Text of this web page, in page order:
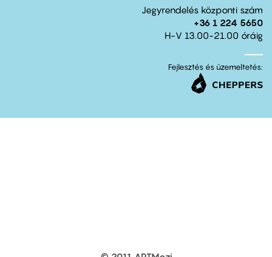
Jegyrendelés központi szám
+36 1 224 5650
H-V 13.00-21.00 óráig
Fejlesztés és üzemeltetés: